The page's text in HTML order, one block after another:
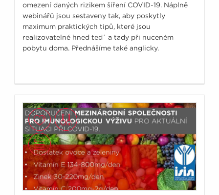
omezení daných rizikem šíření COVID-19. Náplně
webinářů jsou sestaveny tak, aby poskytly
maximum praktických tipů, které jsou
realizovatelné hned ted´ a tady při nuceném
pobytu doma. Přednášíme také anglicky.